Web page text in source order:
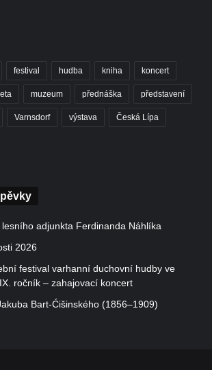
festival hudba kniha koncert
muzeum přednáška představení
Varnsdorf výstava Česká Lípa
adjunkta Ferdinanda Náhlíka
2026
festival varhanní duchovní hudby ve
ročník – zahajovací koncert
Bart-Ćišinského (1856–1909)